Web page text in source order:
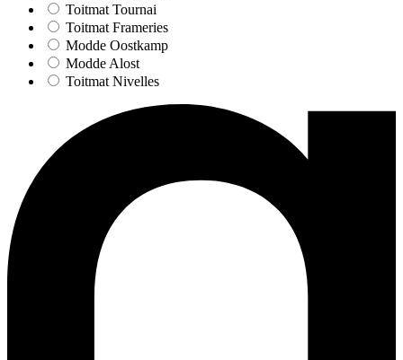
Toitmat Tournai
Toitmat Frameries
Modde Oostkamp
Modde Alost
Toitmat Nivelles